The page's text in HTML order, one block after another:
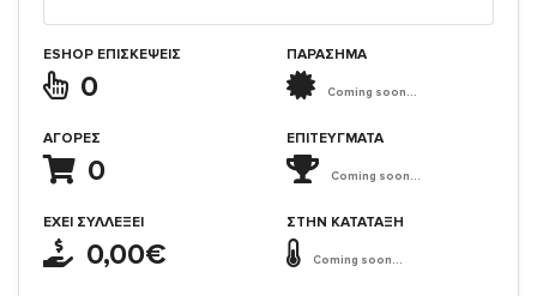
ESHOP ΕΠΙΣΚΈΨΕΙΣ
0
ΑΓΟΡΈΣ
0
ΈΧΕΙ ΣΥΛΛΈΞΕΙ
0,00€
ΠΑΡΑΣΗΜΑ
Coming soon...
ΕΠΙΤΕΎΓΜΑΤΑ
Coming soon...
ΣΤΗΝ ΚΑΤΆΤΑΞΗ
Coming soon...